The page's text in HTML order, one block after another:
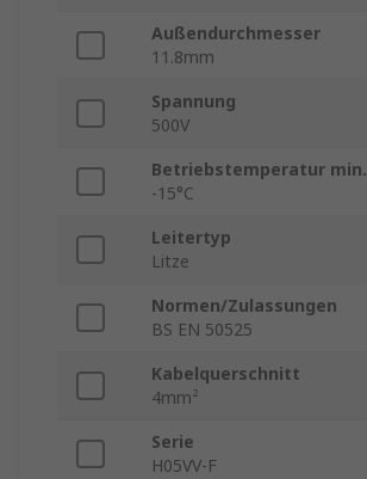
Außendurchmesser
11.8mm
Spannung
500V
Betriebstemperatur min.
-15°C
Leitertyp
Litze
Normen/Zulassungen
BS EN 50525
Kabelquerschnitt
4mm²
Serie
H05VV-F